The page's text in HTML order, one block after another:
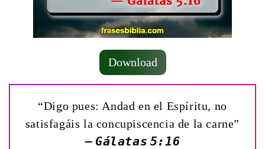
Download
“Digo pues: Andad en el Espíritu, no
satisfagáis la concupiscencia de la carne”
— Gálatas 5:16